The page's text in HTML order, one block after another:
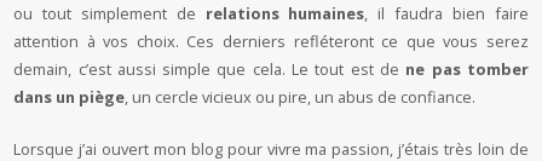
ou tout simplement de relations humaines, il faudra bien faire
attention à vos choix. Ces derniers refléteront ce que vous serez
demain, c’est aussi simple que cela. Le tout est de ne pas tomber
dans un piège, un cercle vicieux ou pire, un abus de confiance.
Lorsque j’ai ouvert mon blog pour vivre ma passion, j’étais très loin de